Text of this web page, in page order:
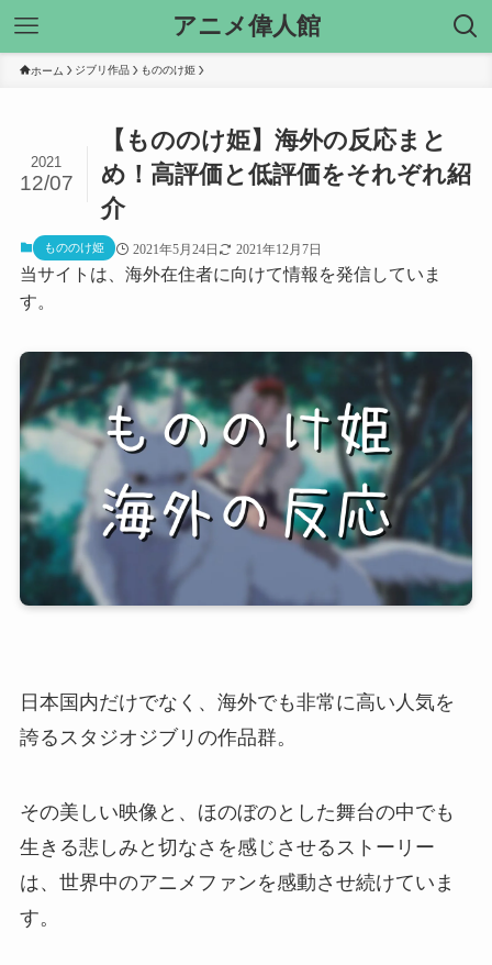
アニメ偉人館
ホーム ジブリ作品 もののけ姫
【もののけ姫】海外の反応まと
め！高評価と低評価をそれぞれ紹
介
2021
12/07
もののけ姫 2021年5月24日 2021年12月7日
当サイトは、海外在住者に向けて情報を発信していま
す。
日本国内だけでなく、海外でも非常に高い人気を
誇るスタジオジブリの作品群。
その美しい映像と、ほのぼのとした舞台の中でも
生きる悲しみと切なさを感じさせるストーリー
は、世界中のアニメファンを感動させ続けていま
す。